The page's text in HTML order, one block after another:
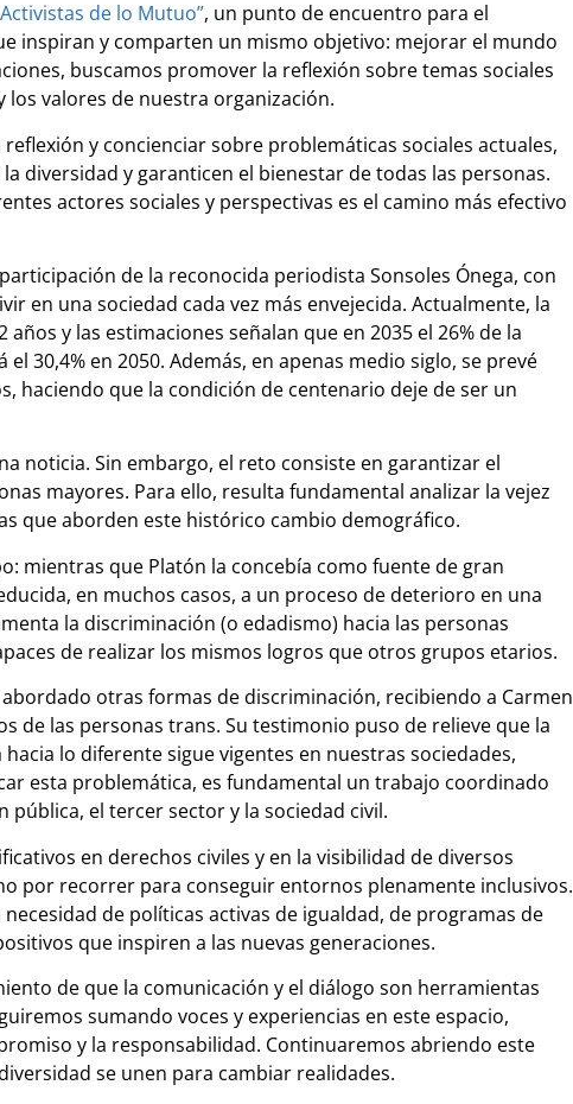
de lo Mutuo”, un punto de encuentro para el
inspiran y comparten un mismo objetivo: mejorar el mundo
buscamos promover la reflexión sobre temas sociales
valores de nuestra organización.
y concienciar sobre problemáticas sociales actuales,
diversidad y garanticen el bienestar de todas las personas.
actores sociales y perspectivas es el camino más efectivo
de la reconocida periodista Sonsoles Ónega, con
en una sociedad cada vez más envejecida. Actualmente, la
y las estimaciones señalan que en 2035 el 26% de la
30,4% en 2050. Además, en apenas medio siglo, se prevé
haciendo que la condición de centenario deje de ser un
noticia. Sin embargo, el reto consiste en garantizar el
mayores. Para ello, resulta fundamental analizar la vejez
que aborden este histórico cambio demográfico.
mientras que Platón la concebía como fuente de gran
en muchos casos, a un proceso de deterioro en una
la discriminación (o edadismo) hacia las personas
de realizar los mismos logros que otros grupos etarios.
otras formas de discriminación, recibiendo a Carmen
de las personas trans. Su testimonio puso de relieve que la
lo diferente sigue vigentes en nuestras sociedades,
esta problemática, es fundamental un trabajo coordinado
el tercer sector y la sociedad civil.
en derechos civiles y en la visibilidad de diversos
por recorrer para conseguir entornos plenamente inclusivos.
de políticas activas de igualdad, de programas de
que inspiren a las nuevas generaciones.
de que la comunicación y el diálogo son herramientas
sumando voces y experiencias en este espacio,
y la responsabilidad. Continuaremos abriendo este
se unen para cambiar realidades.